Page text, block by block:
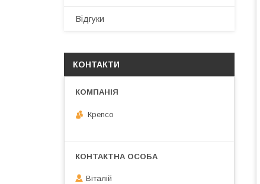
Відгуки
КОНТАКТИ
Крепсо
Віталій